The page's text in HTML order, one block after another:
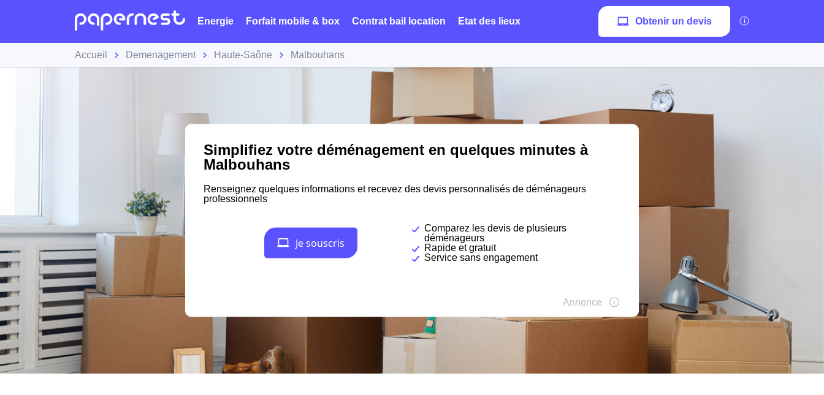
Energie Forfait mobile & box Contrat bail location Etat des lieux Obtenir un devis
Accueil Demenagement Haute-Saône Malbouhans